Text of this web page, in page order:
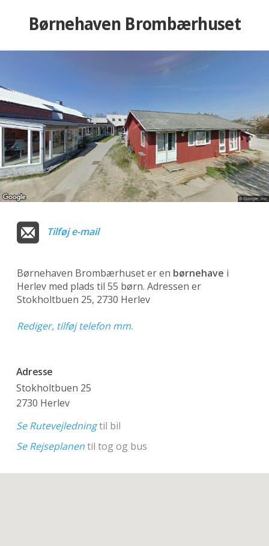
Børnehaven Brombærhuset
Tilføj e-mail
Børnehaven Brombærhuset er en børnehave i
Herlev med plads til 55 børn. Adressen er
Stokholtbuen 25, 2730 Herlev
Rediger, tilføj telefon mm.
Adresse
Stokholtbuen 25
2730 Herlev
Se Rutevejledningtil bil
Se Rejseplanentil tog og bus